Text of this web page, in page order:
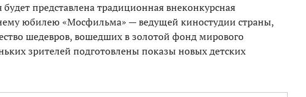
представлена традиционная внеконкурсная
юбилею «Мосфильма» — ведущей киностудии страны,
шедевров, вошедших в золотой фонд мирового
зрителей подготовлены показы новых детских